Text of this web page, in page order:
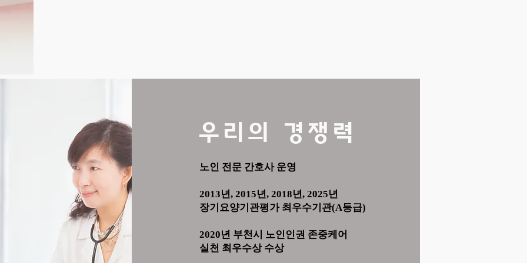
​우리의 경쟁력
노인 전문 간호사 운영
2013년, 2015년, 2018년, 2025년
장기요양기관평가 최우수기관(A등급)
2020년 부천시 노인인권 존중케어
실천 최우수상 수상